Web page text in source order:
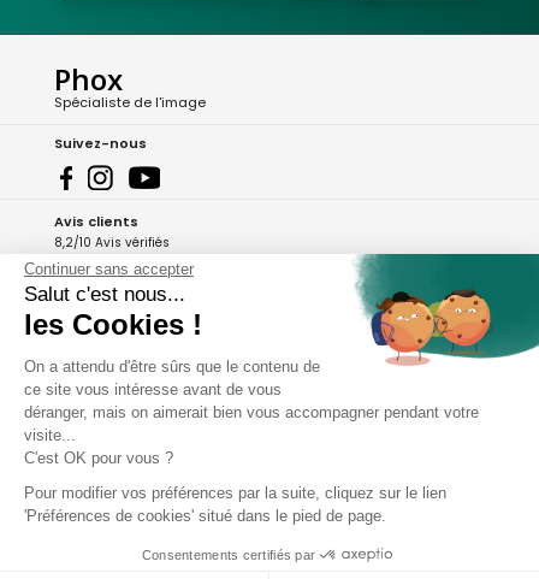
Phox
Spécialiste de l'image
Suivez-nous
Avis clients
8,2/10 Avis vérifiés
L'Appli Phox
A propos de Phox
Services et garanties
Continuer sans accepter
Salut c'est nous...
les Cookies !
On a attendu d'être sûrs que le contenu de
ce site vous intéresse avant de vous
déranger, mais on aimerait bien vous accompagner pendant votre
visite...
C'est OK pour vous ?
Pour modifier vos préférences par la suite, cliquez sur le lien
'Préférences de cookies' situé dans le pied de page.
Consentements certifiés par